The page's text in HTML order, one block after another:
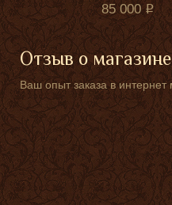
85 000
Отзыв о
Ваш опыт заказа в интернет